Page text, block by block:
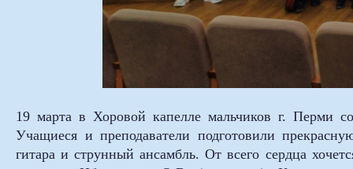
19 марта в Хоровой капелле мальчиков г. Перми
Учащиеся и преподаватели подготовили
гитара и струнный ансамбль. От всего сердца